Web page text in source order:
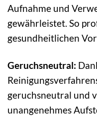
Aufnahme und
gewährleistet. So
gesundheitlichen
Geruchsneutral:
geruchsneutral und
unangenehmes